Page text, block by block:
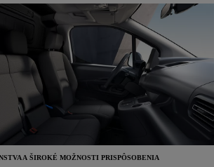
A ŠIROKÉ MOŽNOSTI PRISPÔSOBENIA